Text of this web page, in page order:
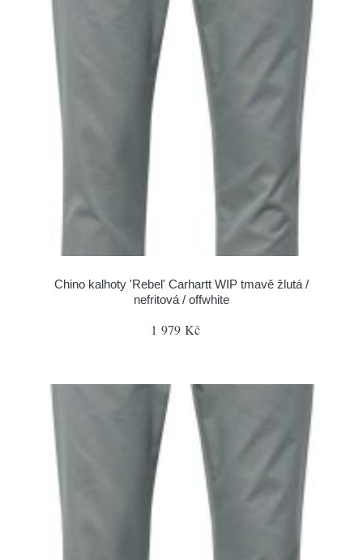
Chino kalhoty 'Rebel' Carhartt WIP tmavě žlutá /
nefritová / offwhite
1 979 Kč